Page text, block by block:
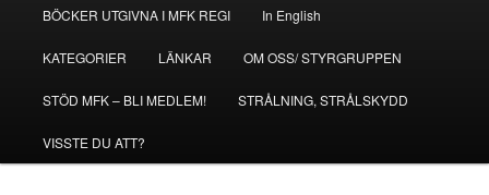
BÖCKER UTGIVNA I MFK REGI In English
KATEGORIER LÄNKAR OM OSS/ STYRGRUPPEN
STÖD MFK – BLI MEDLEM! STRÅLNING, STRÅLSKYDD
VISSTE DU ATT?